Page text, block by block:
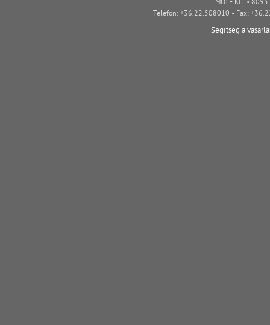
MOTE Kft. •
Telefon: +36.22.508010 • Fax:
Segítség a